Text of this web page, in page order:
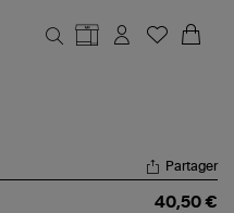
Partager
40,50 €